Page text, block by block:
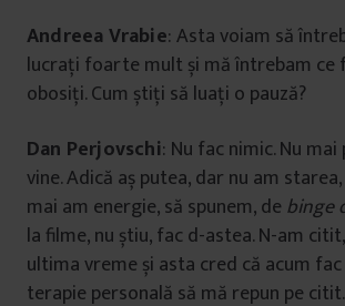
Andreea Vrabie: Asta voiam să
lucrați foarte mult și mă întrebam ce
obosiți. Cum știți să luați o pauză?
Dan Perjovschi: Nu fac nimic. Nu
vine. Adică aș putea, dar nu am
mai am energie, să spunem, de binge
la filme, nu știu, fac d-astea. N-am
ultima vreme și asta cred că acum
terapie personală să mă repun pe